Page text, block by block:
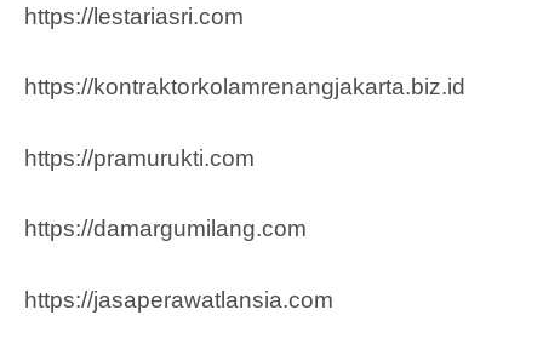
https://lestariasri.com
https://kontraktorkolamrenangjakarta.biz.id
https://pramurukti.com
https://damargumilang.com
https://jasaperawatlansia.com